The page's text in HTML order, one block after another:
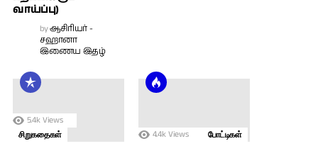
வாய்ப்பு)
byஆசிரியர் -
சஹானா
இணைய இதழ்
5.4k Views
சிறுகதைகள் 4.4k Views போட்டிகள்